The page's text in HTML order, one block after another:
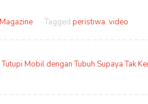
Tagged peristiwa, video
Mobil dengan Tubuh Supaya Tak